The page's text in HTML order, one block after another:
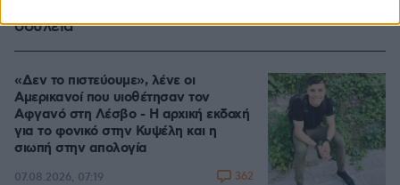
δουλειά
«Δεν το πιστεύουμε», λένε οι
Αμερικανοί που υιοθέτησαν τον
Αφγανό στη Λέσβο - Η αρχική εκδοχή
για το φονικό στην Κυψέλη και η
σιωπή στην απολογία
07.08.2026, 07:19 362